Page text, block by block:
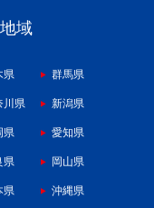
域
県 群馬県
川県 新潟県
県 愛知県
県 岡山県
県 沖縄県